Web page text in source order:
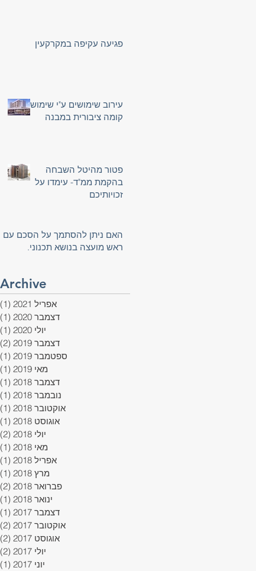
פגיעה עקיפה במקרקעין
עירוב שימושים ע"י שימוש
קומה ציבורית במבנה
פטור מהיטל השבחה
בהקמת ממ"ד- עימדו על
זכויותיכם
האם ניתן להסתמך על הסכם עם
ראש מועצה בנושא תכנוני.
Archive
אפריל 2021 (1)
דצמבר 2020
(1)
יולי 2020
(1)
דצמבר 2019
(2)
ספטמבר 2019
(1)
מאי 2019
(1)
דצמבר 2018
(1)
נובמבר 2018
(1)
אוקטובר 2018
(1)
אוגוסט 2018
(1)
יולי 2018
(2)
מאי 2018
(1)
אפריל 2018
(1)
מרץ 2018
(1)
פברואר 2018
(2)
ינואר 2018
(1)
דצמבר 2017
(1)
אוקטובר 2017
(2)
אוגוסט 2017
(2)
יולי 2017
(2)
יוני 2017
(1)